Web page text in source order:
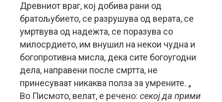
Древниот враг, кој добива рани од
братољубието, се разрушува од верата, се
умртвува од надежта, се поразува со
милосрдието, им внушил на некои чудна и
богопротивна мисла, дека сите богоугодни
дела, направени после смртта, не
принесуваат никаква полза за умрените. „
Во Писмото, велат, е речено: секој да прими